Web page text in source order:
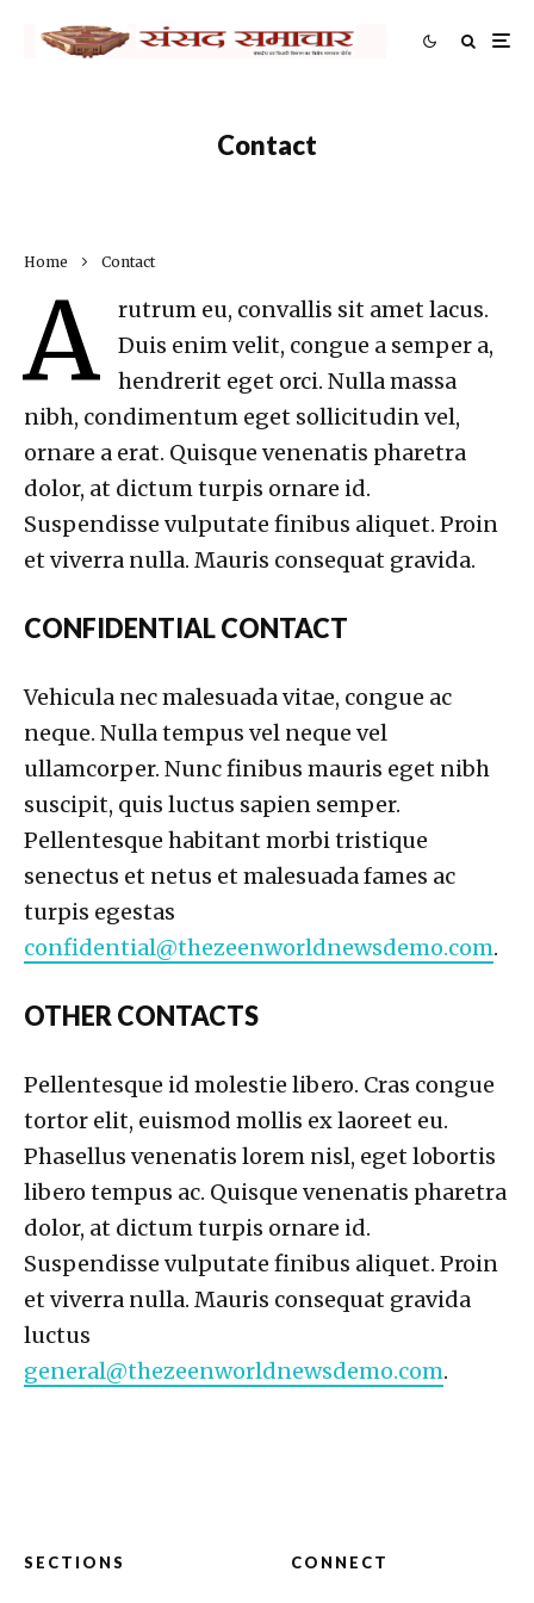
Contact
Home Contact
A
rutrum eu, convallis sit amet lacus.
Duis enim velit, congue a semper a,
hendrerit eget orci. Nulla massa
nibh, condimentum eget sollicitudin vel,
ornare a erat. Quisque venenatis pharetra
dolor, at dictum turpis ornare id.
Suspendisse vulputate finibus aliquet. Proin
et viverra nulla. Mauris consequat gravida.
CONFIDENTIAL CONTACT
Vehicula nec malesuada vitae, congue ac
neque. Nulla tempus vel neque vel
ullamcorper. Nunc finibus mauris eget nibh
suscipit, quis luctus sapien semper.
Pellentesque habitant morbi tristique
senectus et netus et malesuada fames ac
turpis egestas
confidential@thezeenworldnewsdemo.com.
OTHER CONTACTS
Pellentesque id molestie libero. Cras congue
tortor elit, euismod mollis ex laoreet eu.
Phasellus venenatis lorem nisl, eget lobortis
libero tempus ac. Quisque venenatis pharetra
dolor, at dictum turpis ornare id.
Suspendisse vulputate finibus aliquet. Proin
et viverra nulla. Mauris consequat gravida
luctus
general@thezeenworldnewsdemo.com.
SECTIONS CONNECT